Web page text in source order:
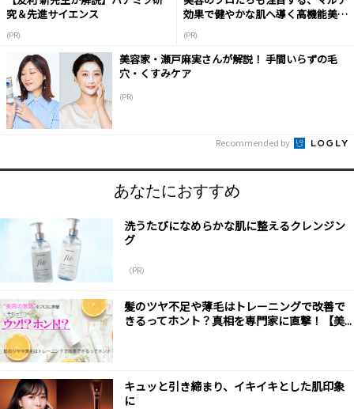
究＆先進サイエンス
(PR)
効果で健やかな肌へ導く高機能美容
(PR)
美容家・瀬戸麻実さんが解説！ 手間いらずの毛
穴・くすみケア
(PR)
Recommended by
あなたにおすすめ
洗うたびになめらかな肌に整えるクレンジン
グ
（PR）
髪のツヤ不足や薄毛はトレーニングで改善で
きるってホント？真相を専門家に直撃！【美...
キュッと引き締まり、イキイキとした肌印象
に